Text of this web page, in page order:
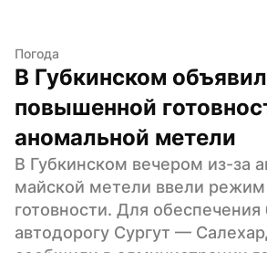
Погода
В Губкинском
повышенной
аномальной метели
В Губкинском вечером из-за
майской метели ввели
готовности. Для обеспечения
автодорогу Сургут —